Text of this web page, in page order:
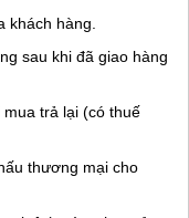
hàng.
sau khi đã giao hàng
trả lại (có thuế
thương mại cho